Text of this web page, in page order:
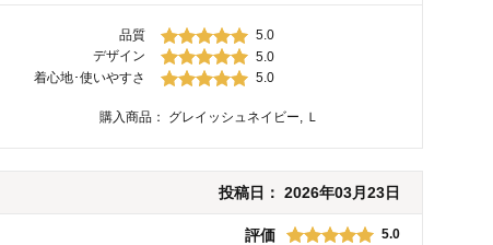
品質
5.0
デザイン
5.0
着心地･使いやすさ
5.0
購入商品： グレイッシュネイビー, Ｌ
投稿日： 2026年03月23日
評価 5.0